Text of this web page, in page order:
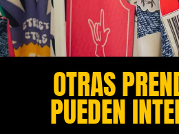
OTRAS
PUEDEN